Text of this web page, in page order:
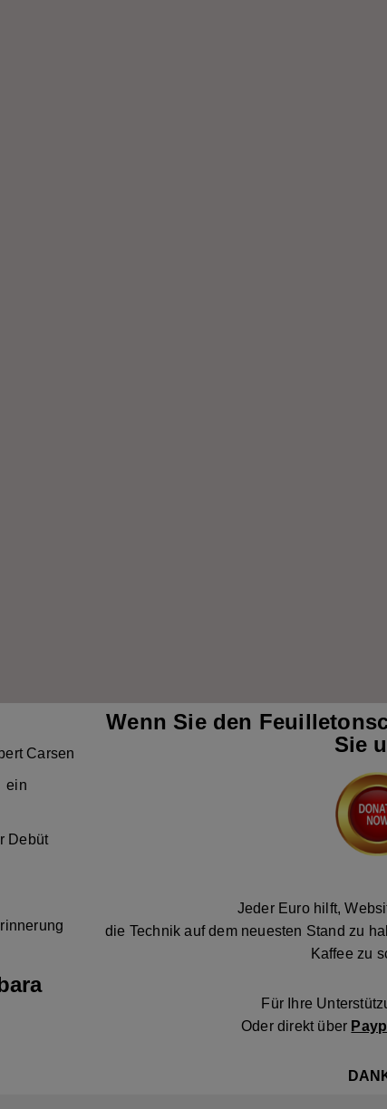
Carsen
ein
Debüt
Wenn Sie den
Sie
Jeder Euro hilft,
die Technik auf dem neuesten Stand zu
Kaffee zu
Für Ihre
Oder direkt über